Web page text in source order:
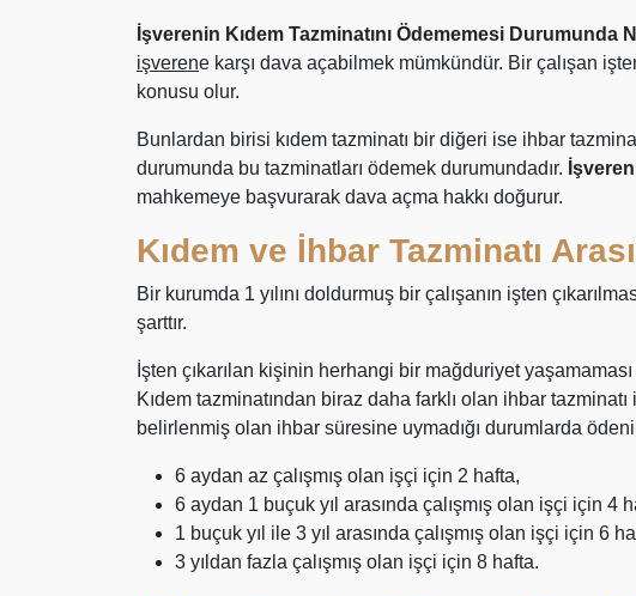
İşverenin Kıdem Tazminatını Ödememesi Durumunda
işverene karşı dava açabilmek mümkündür. Bir çalışan
konusu olur.
Bunlardan birisi kıdem tazminatı bir diğeri ise ihbar
durumunda bu tazminatları ödemek durumundadır.
mahkemeye başvurarak dava açma hakkı doğurur.
Kıdem ve İhbar Tazminatı
Bir kurumda 1 yılını doldurmuş bir çalışanın işten
şarttır.
İşten çıkarılan kişinin herhangi bir mağduriyet
Kıdem tazminatından biraz daha farklı olan ihbar tazminatı
belirlenmiş olan ihbar süresine uymadığı durumlarda
6 aydan az çalışmış olan işçi için 2 hafta,
6 aydan 1 buçuk yıl arasında çalışmış olan işçi için 4
1 buçuk yıl ile 3 yıl arasında çalışmış olan işçi için 6
3 yıldan fazla çalışmış olan işçi için 8 hafta.